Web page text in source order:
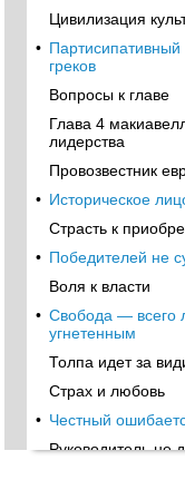
Цивилизация
•
греков
Вопросы к главе
Глава 4
лидерства
Провозвестник
• Историческое
Страсть к
• Победителей не
Воля к власти
• Свобода — всего
угнетенным
Толпа идет за
Страх и любовь
• Честный
Руководитель